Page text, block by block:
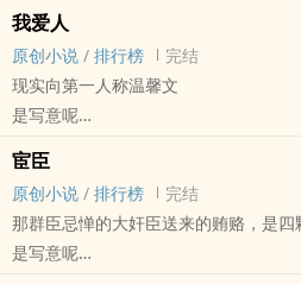
突然有个少爷
他竟然联系了我～
HE - 小甜饼 - 先婚后爱
我爱人
原创小说 / 排行榜
完结
现实向第一人称温馨文
是写意呢
原创小说 - BL - 短篇 - 完结
宦臣
原创小说 / 排行榜
完结
那群臣忌惮的大奸臣送来的贿赂，是四
是写意呢